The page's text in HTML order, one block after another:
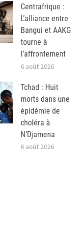
Centrafrique :
L’alliance entre
Bangui et AAKG
tourne à
l’affrontement
6 août 2026
Tchad : Huit
morts dans une
épidémie de
choléra à
N’Djamena
6 août 2026